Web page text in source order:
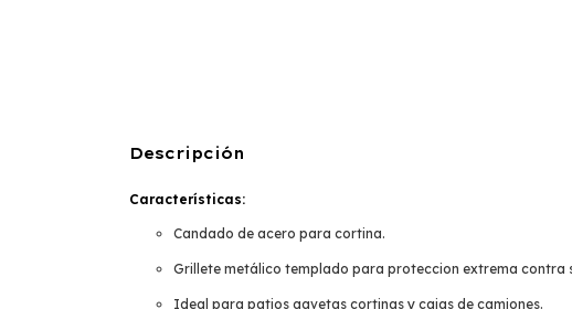
Descripción
Características:
Candado de acero para cortina.
Grillete metálico templado para proteccion extrema contra
Ideal para patios gavetas cortinas y cajas de camiones.